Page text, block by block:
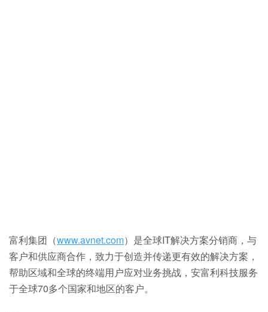
富利集团（www.avnet.com）是全球IT解决方案分销商，与
客户和供应商合作，致力于创造并传递更有效的解决方案，
帮助区域和全球的终端用户应对业务挑战，安富利科技服务
于全球70多个国家和地区的客户。